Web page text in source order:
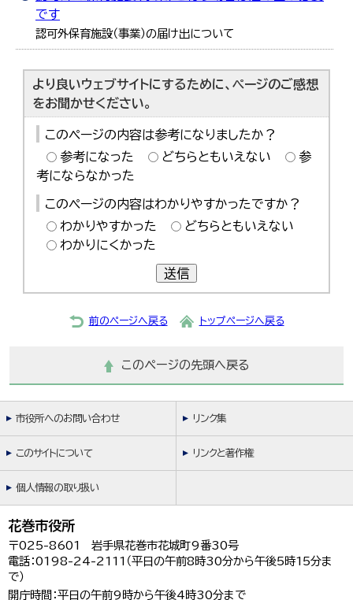
です
認可外保育施設（事業）の届け出について
より良いウェブサイトにするために、ページのご感想
をお聞かせください。
このページの内容は参考になりましたか？
参考になった
どちらともいえない
参
考にならなかった
このページの内容はわかりやすかったですか？
わかりやすかった
どちらともいえない
わかりにくかった
送信
前のページへ戻る トップページへ戻る
このページの先頭へ戻る
市役所へのお問い合わせ リンク集
このサイトについて リンクと著作権
個人情報の取り扱い
花巻市役所
〒025-8601 岩手県花巻市花城町9番30号
電話：0198-24-2111（平日の午前8時30分から午後5時15分ま
で）
開庁時間：平日の午前9時から午後4時30分まで